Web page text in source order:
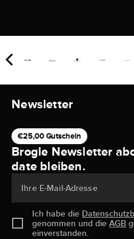
Newsletter
€25,00 Gutschein
Brogle Newsletter
date bleiben.
Ihre E-Mail-Adresse
Ich habe die
genommen und dieAGB
einverstanden.